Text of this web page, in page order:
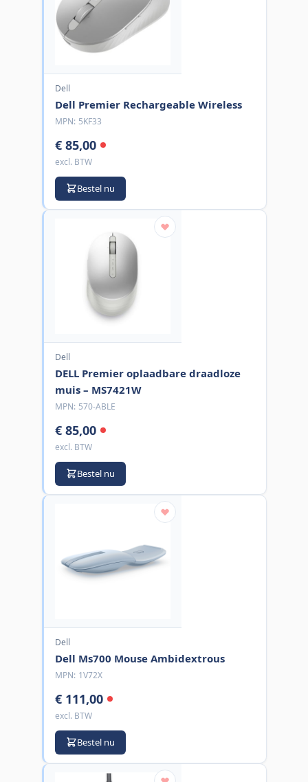
Dell
Dell Premier Rechargeable Wireless
MPN: 5KF33
€ 85,00
excl. BTW
Bestel nu
Dell
DELL Premier oplaadbare draadloze
muis – MS7421W
MPN: 570-ABLE
€ 85,00
excl. BTW
Bestel nu
Dell
Dell Ms700 Mouse Ambidextrous
MPN: 1V72X
€ 111,00
excl. BTW
Bestel nu